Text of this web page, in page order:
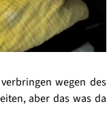
wegen des
aber das was da